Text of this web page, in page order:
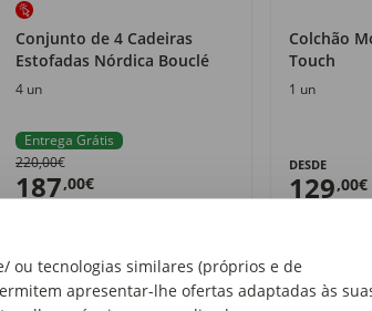
ou tecnologias similares (próprios e de
apresentar-lhe ofertas adaptadas às
Conjunto de 4 Cadeiras
Estofadas Nórdica Bouclé
4 un
Entrega Grátis
220,00€
187,00€
Colchão
Touch
1 un
DESDE
129,00€